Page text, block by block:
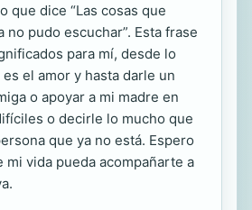
que dice “Las cosas que
no pudo escuchar”. Esta frase
para mí, desde lo
el amor y hasta darle un
o apoyar a mi madre en
o decirle lo mucho que
que ya no está. Espero
mi vida pueda acompañarte a